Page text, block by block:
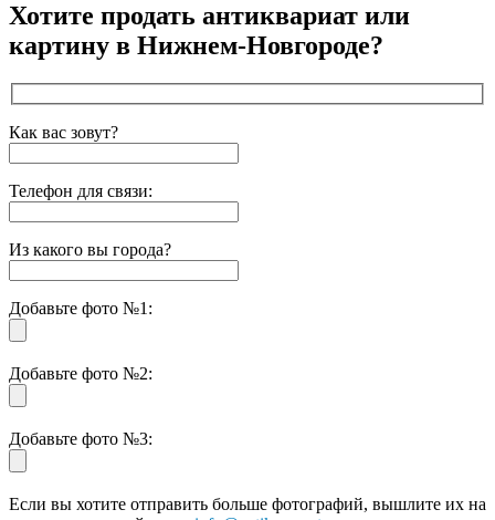
Хотите продать антиквариат или
картину в Нижнем-Новгороде?
Как вас зовут?
Телефон для связи:
Из какого вы города?
Добавьте фото №1:
Добавьте фото №2:
Добавьте фото №3:
Если вы хотите отправить больше фотографий, вышлите их на